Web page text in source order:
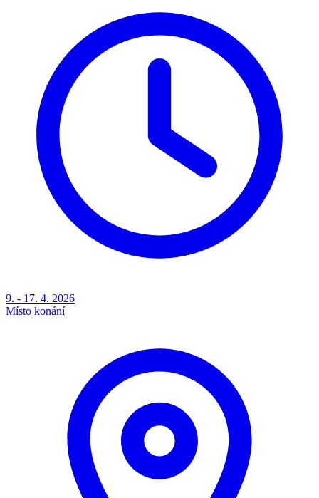
9. - 17. 4. 2026
Místo konání